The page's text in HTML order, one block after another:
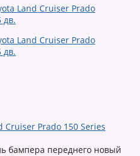
Cruiser Prado 150 Series
бампера переднего новый